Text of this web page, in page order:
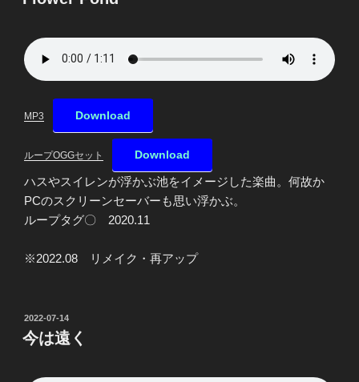
日:
MP3 Download
ループOGGセット Download
ハスやスイレンが浮かぶ池をイメージした楽曲。何故か
PCのスクリーンセーバーも思い浮かぶ。
ループタグ〇 2020.11
※2022.08 リメイク・再アップ
投
稿
日:
2022-07-14
今は遠く